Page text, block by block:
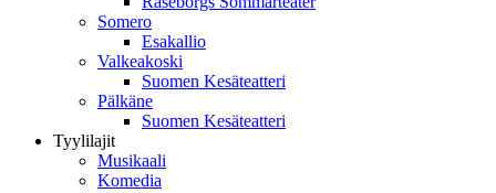
Somero
Esakallio
Valkeakoski
Suomen Kesäteatteri
Pälkäne
Suomen Kesäteatteri
Tyylilajit
Musikaali
Komedia